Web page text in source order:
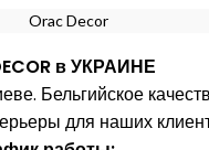
Orac Decor
в УКРАИНЕ
Бельгийское
для наших